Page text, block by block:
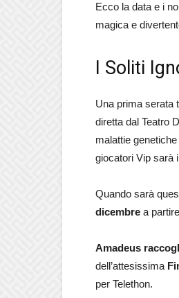
Ecco la data e i
magica e
I Soliti
Una prima serata
diretta dal Teatro
malattie
giocatori Vip sarà
Quando sarà
dicembre a
Amadeus
dell’attesissima
per Telethon.